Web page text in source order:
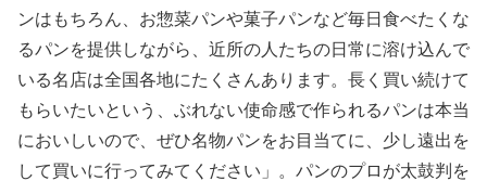
ンはもちろん、お惣菜パンや菓子パンなど毎日食べたくな
るパンを提供しながら、近所の人たちの日常に溶け込んで
いる名店は全国各地にたくさんあります。長く買い続けて
もらいたいという、ぶれない使命感で作られるパンは本当
においしいので、ぜひ名物パンをお目当てに、少し遠出を
して買いに行ってみてください」。パンのプロが太鼓判を